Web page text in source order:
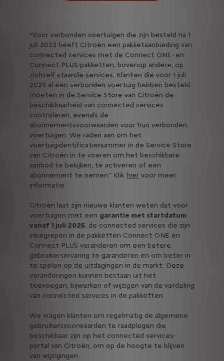
*Voor verbonden voertuigen die zijn besteld na 1
juli 2023 heeft Citroën een pakketaanbieding van
connected services met de Connect ONE- en
Connect PLUS-pakketten, bovenop andere, op
zichzelf staande services. Klanten die voor 1 juli
2023 al een verbonden voertuig hebben besteld
moeten in de Service Store van Citroën de
beschikbaarheid van connected services
controleren, evenals de
abonnementsvoorwaarden voor hun verbonden
voertuigen. We raden aan om het
voertuigidentificatienummer in de Service Store
van Citroën in te voeren om het beschikbare
aanbod te bekijken, te activeren of een
abonnement te nemen.” Klik hiervoor meer
informatie.
Citroën laat zijn nieuwe klanten weten dat voor
voertuigen met een garantie met startdatum
vanaf 1 juli 2025, de connected services die zijn
inbegrepen in de pakketten Connect ONE en
Connect PLUS veranderen om een betere
gebruikerservaring te garanderen en om beter in
te spelen op de uitdagingen in de markt. Deze
veranderingen kunnen bestaan uit het
toevoegen, bijwerken of wijzigen van de verdeling
van connected services in de pakketten.
We vragen klanten om regelmatig de algemene
gebruikersvoorwaarden te raadplegen die
beschikbaar zijn op het connected services-
portal van Citroën, om op de hoogte te blijven
van wijzigingen.